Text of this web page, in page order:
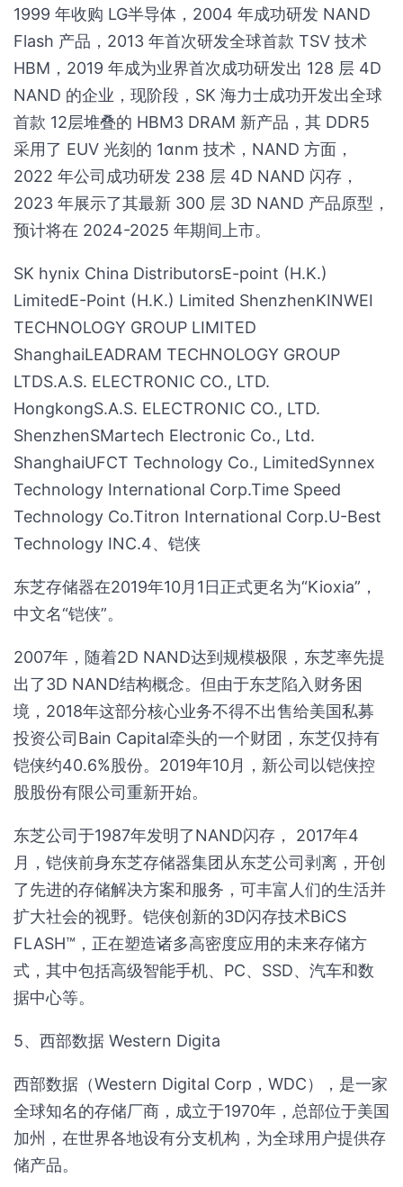
1999 年收购 LG半导体，2004 年成功研发 NAND
Flash 产品，2013 年首次研发全球首款 TSV 技术
HBM，2019 年成为业界首次成功研发出 128 层 4D
NAND 的企业，现阶段，SK 海力士成功开发出全球
首款 12层堆叠的 HBM3 DRAM 新产品，其 DDR5
采用了 EUV 光刻的 1αnm 技术，NAND 方面，
2022 年公司成功研发 238 层 4D NAND 闪存，
2023 年展示了其最新 300 层 3D NAND 产品原型，
预计将在 2024-2025 年期间上市。
SK hynix China DistributorsE-point (H.K.)
LimitedE-Point (H.K.) Limited ShenzhenKINWEI
TECHNOLOGY GROUP LIMITED
ShanghaiLEADRAM TECHNOLOGY GROUP
LTDS.A.S. ELECTRONIC CO., LTD.
HongkongS.A.S. ELECTRONIC CO., LTD.
ShenzhenSMartech Electronic Co., Ltd.
ShanghaiUFCT Technology Co., LimitedSynnex
Technology International Corp.Time Speed
Technology Co.Titron International Corp.U-Best
Technology INC.4、铠侠
东芝存储器在2019年10月1日正式更名为“Kioxia”，
中文名“铠侠”。
2007年，随着2D NAND达到规模极限，东芝率先提
出了3D NAND结构概念。但由于东芝陷入财务困
境，2018年这部分核心业务不得不出售给美国私募
投资公司Bain Capital牵头的一个财团，东芝仅持有
铠侠约40.6%股份。2019年10月，新公司以铠侠控
股股份有限公司重新开始。
东芝公司于1987年发明了NAND闪存， 2017年4
月，铠侠前身东芝存储器集团从东芝公司剥离，开创
了先进的存储解决方案和服务，可丰富人们的生活并
扩大社会的视野。铠侠创新的3D闪存技术BiCS
FLASH™，正在塑造诸多高密度应用的未来存储方
式，其中包括高级智能手机、PC、SSD、汽车和数
据中心等。
5、西部数据 Western Digita
西部数据（Western Digital Corp，WDC），是一家
全球知名的存储厂商，成立于1970年，总部位于美国
加州，在世界各地设有分支机构，为全球用户提供存
储产品。